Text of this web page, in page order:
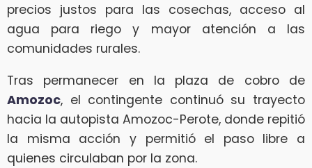
precios justos para las cosechas, acceso al
agua para riego y mayor atención a las
comunidades rurales.
Tras permanecer en la plaza de cobro de
Amozoc, el contingente continuó su trayecto
hacia la autopista Amozoc-Perote, donde repitió
la misma acción y permitió el paso libre a
quienes circulaban por la zona.